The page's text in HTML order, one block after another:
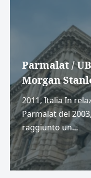
Parmalat /
Morgan
2011, Italia In
Parmalat del
raggiunto un...